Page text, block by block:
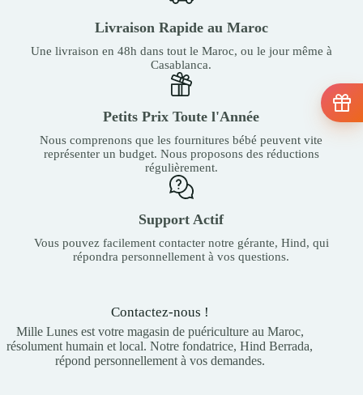
Livraison Rapide au Maroc
Une livraison en 48h dans tout le Maroc, ou le jour même à
Casablanca.
Petits Prix Toute l'Année
Nous comprenons que les fournitures bébé peuvent vite
représenter un budget. Nous proposons des réductions
régulièrement.
Support Actif
Vous pouvez facilement contacter notre gérante, Hind, qui
répondra personnellement à vos questions.
Contactez-nous !
Mille Lunes est votre magasin de puériculture au Maroc,
résolument humain et local. Notre fondatrice, Hind Berrada,
répond personnellement à vos demandes.